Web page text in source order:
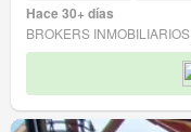
Hace 30+ días
BROKERS INMOBILIARIOS